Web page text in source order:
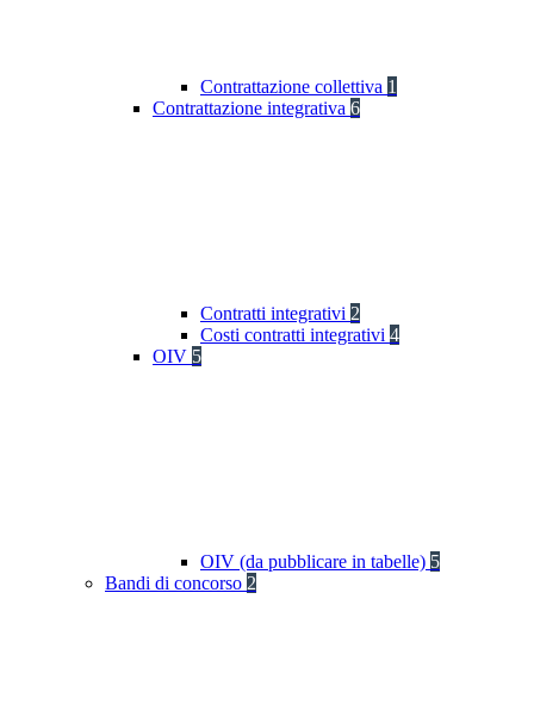
Contrattazione collettiva 1
Contrattazione integrativa 6
Contratti integrativi 2
Costi contratti integrativi 4
OIV 5
OIV (da pubblicare in tabelle) 5
Bandi di concorso 2